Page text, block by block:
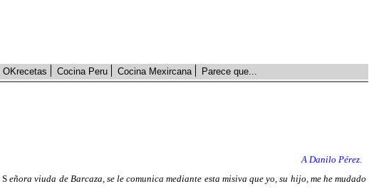
OKrecetas Cocina Peru Cocina Mexircana Parece que...
A Danilo Pérez.
S eñora viuda de Barcaza, se le comunica mediante esta misiva que yo, su hijo, me he mudado